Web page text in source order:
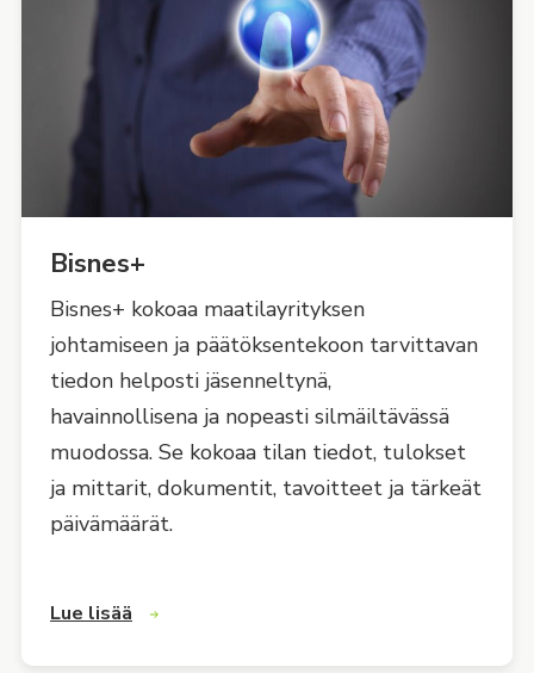
Bisnes+
Bisnes+ kokoaa maatilayrityksen
johtamiseen ja päätöksentekoon tarvittavan
tiedon helposti jäsenneltynä,
havainnollisena ja nopeasti silmäiltävässä
muodossa. Se kokoaa tilan tiedot, tulokset
ja mittarit, dokumentit, tavoitteet ja tärkeät
päivämäärät.
Lue lisää